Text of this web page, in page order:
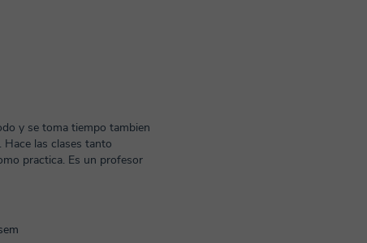
y se toma tiempo tambien
Hace las clases tanto
practica. Es un profesor